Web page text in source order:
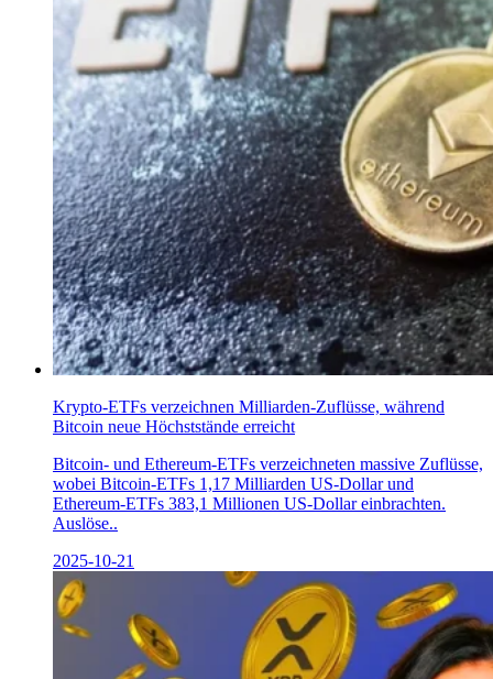
Krypto-ETFs verzeichnen Milliarden-Zuflüsse, während
Bitcoin neue Höchststände erreicht
Bitcoin- und Ethereum-ETFs verzeichneten massive Zuflüsse,
wobei Bitcoin-ETFs 1,17 Milliarden US-Dollar und
Ethereum-ETFs 383,1 Millionen US-Dollar einbrachten.
Auslöse..
2025-10-21